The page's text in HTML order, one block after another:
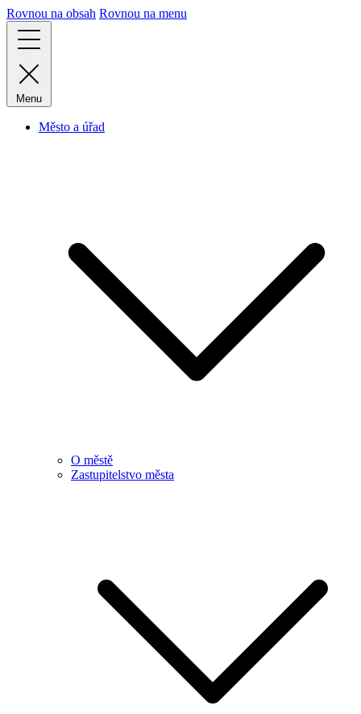
Rovnou na obsah Rovnou na menu
Menu
Město a úřad
O městě
Zastupitelstvo města